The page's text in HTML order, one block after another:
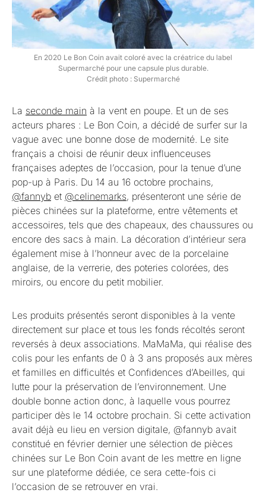
En 2020 Le Bon Coin avait coloré avec la créatrice du label
Supermarché pour une capsule plus durable.
Crédit photo : Supermarché
La seconde main à la vent en poupe. Et un de ses
acteurs phares : Le Bon Coin, a décidé de surfer sur la
vague avec une bonne dose de modernité. Le site
français a choisi de réunir deux influenceuses
françaises adeptes de l’occasion, pour la tenue d’une
pop-up à Paris. Du 14 au 16 octobre prochains,
@fannyb et @celinemarks, présenteront une série de
pièces chinées sur la plateforme, entre vêtements et
accessoires, tels que des chapeaux, des chaussures ou
encore des sacs à main. La décoration d’intérieur sera
également mise à l’honneur avec de la porcelaine
anglaise, de la verrerie, des poteries colorées, des
miroirs, ou encore du petit mobilier.
Les produits présentés seront disponibles à la vente
directement sur place et tous les fonds récoltés seront
reversés à deux associations. MaMaMa, qui réalise des
colis pour les enfants de 0 à 3 ans proposés aux mères
et familles en difficultés et Confidences d’Abeilles, qui
lutte pour la préservation de l’environnement. Une
double bonne action donc, à laquelle vous pourrez
participer dès le 14 octobre prochain. Si cette activation
avait déjà eu lieu en version digitale, @fannyb avait
constitué en février dernier une sélection de pièces
chinées sur Le Bon Coin avant de les mettre en ligne
sur une plateforme dédiée, ce sera cette-fois ci
l’occasion de se retrouver en vrai.